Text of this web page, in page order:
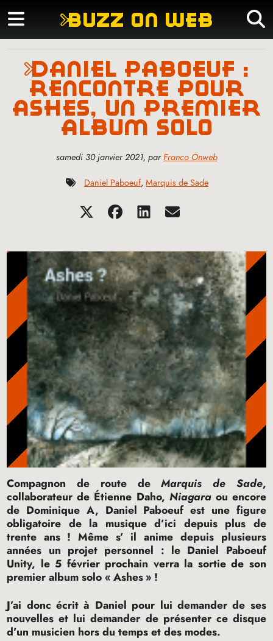
buzz on web
daniel paboeuf :
rencontre pour
ashes, un premier
album solo
samedi 30 janvier 2021, parFranco Onweb
Daniel Paboeuf, Marquis de Sade
Compagnon de route deMarquis de Sade,
collaborateur de Étienne Daho, Niagaraou encore
de Dominique A, Daniel Paboeuf est une figure
obligatoire de la musique d’ici depuis plus de
trente ans ! Même s’ il anime depuis plusieurs
années un projet personnel : le Daniel Paboeuf
Unity, le 5 février prochain verra la sortie de son
premier album solo « Ashes» !
J’ai donc écrit à Daniel pour lui demander de ses
nouvelles et lui demander de présenter ce disque
d’un musicien hors du temps et des modes.